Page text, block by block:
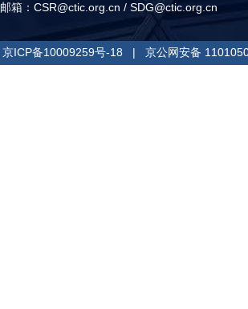
邮箱： CSR@ctic.org.cn / SDG@ctic.org.cn
京ICP备10009259号-18 | 京公网安备